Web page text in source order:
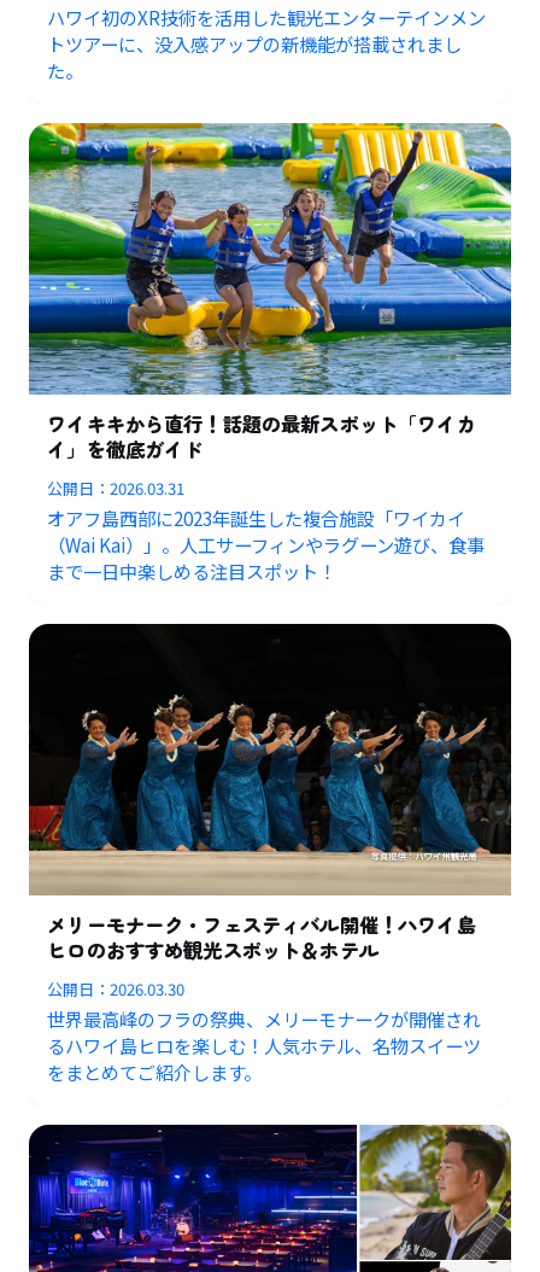
ハワイ初のXR技術を活用した観光エンターテインメン
トツアーに、没入感アップの新機能が搭載されまし
た。
ワイキキから直行！話題の最新スポット「ワイカ
イ」を徹底ガイド
公開日：2026.03.31
オアフ島西部に2023年誕生した複合施設「ワイカイ
（Wai Kai）」。人工サーフィンやラグーン遊び、食事
まで一日中楽しめる注目スポット！
メリーモナーク・フェスティバル開催！ハワイ島
ヒロのおすすめ観光スポット＆ホテル
公開日：2026.03.30
世界最高峰のフラの祭典、メリーモナークが開催され
るハワイ島ヒロを楽しむ！人気ホテル、名物スイーツ
をまとめてご紹介します。